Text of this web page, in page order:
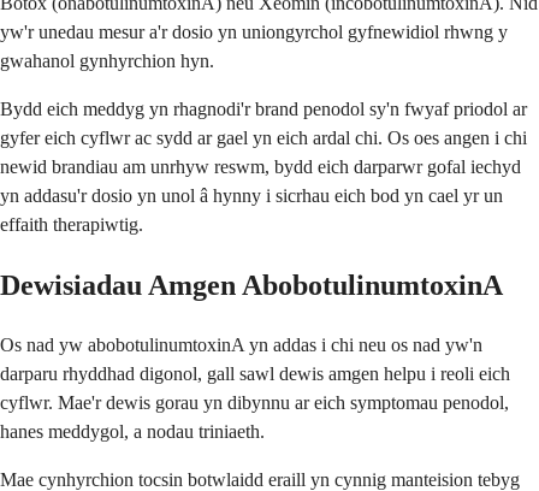
yw'r unedau mesur a'r dosio yn uniongyrchol gyfnewidiol rhwng y
gwahanol gynhyrchion hyn.
Bydd eich meddyg yn rhagnodi'r brand penodol sy'n fwyaf priodol ar
gyfer eich cyflwr ac sydd ar gael yn eich ardal chi. Os oes angen i chi
newid brandiau am unrhyw reswm, bydd eich darparwr gofal iechyd
yn addasu'r dosio yn unol â hynny i sicrhau eich bod yn cael yr un
effaith therapiwtig.
Dewisiadau Amgen AbobotulinumtoxinA
Os nad yw abobotulinumtoxinA yn addas i chi neu os nad yw'n
darparu rhyddhad digonol, gall sawl dewis amgen helpu i reoli eich
cyflwr. Mae'r dewis gorau yn dibynnu ar eich symptomau penodol,
hanes meddygol, a nodau triniaeth.
Mae cynhyrchion tocsin botwlaidd eraill yn cynnig manteision tebyg